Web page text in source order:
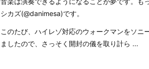
シカズ(@danimesa)です。
このたび、ハイレゾ対応のウォークマンをソニ
ましたので、さっそく開封の儀を取り計ら ...